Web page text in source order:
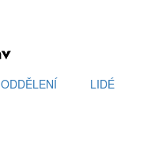
ODDĚLENÍ LIDÉ